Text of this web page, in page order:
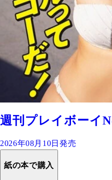
週刊プレイボーイ
2026年08月10日発売
紙の本で購入